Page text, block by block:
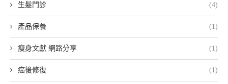
生髮門診 (4)
產品保養 (1)
瘦身文獻 網路分享 (1)
癌後修復 (1)